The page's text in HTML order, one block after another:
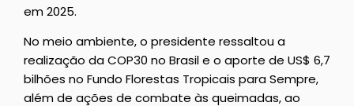
em 2025.
No meio ambiente, o presidente ressaltou a
realização da COP30 no Brasil e o aporte de US$ 6,7
bilhões no Fundo Florestas Tropicais para Sempre,
além de ações de combate às queimadas, ao